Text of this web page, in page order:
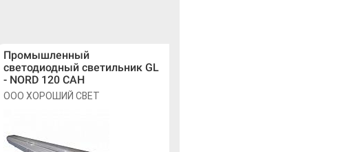
Промышленный
светодиодный светильник GL
- NORD 120 САН
ООО ХОРОШИЙ СВЕТ